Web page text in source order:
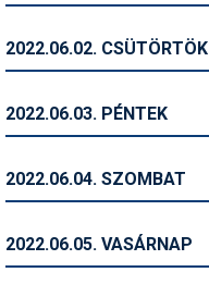
Ingatlan
Kerékpár
2022.06.02. CSÜTÖRTÖK
2022.06.03. PÉNTEK
2022.06.04. SZOMBAT
2022.06.05. VASÁRNAP